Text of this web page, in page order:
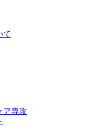
て
ア専攻